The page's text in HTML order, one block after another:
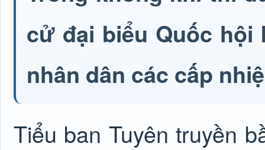
cử đại biểu Quốc hội
nhân dân các cấp
Tiểu ban Tuyên truyền